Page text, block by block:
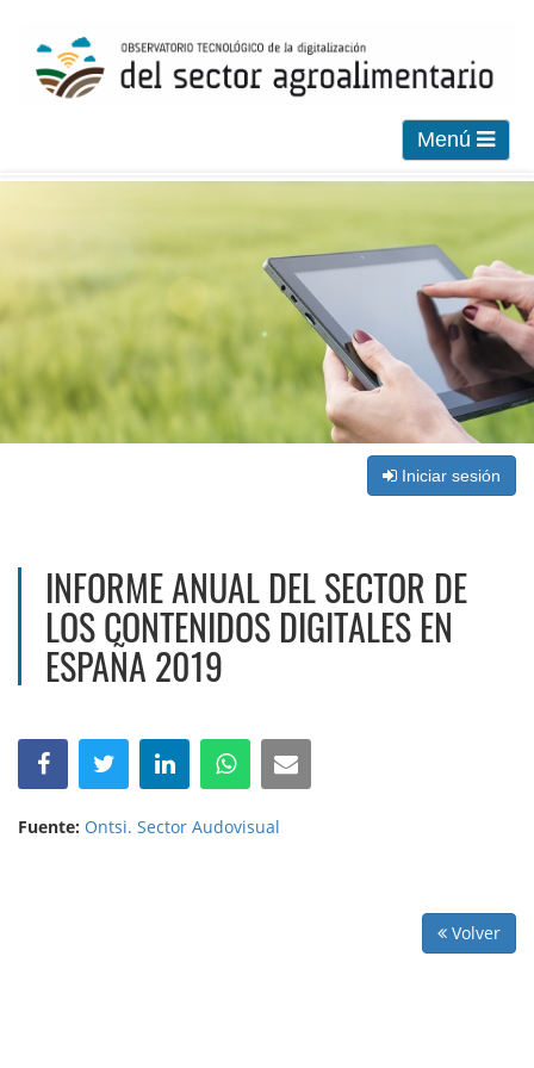
Menú
Iniciar sesión
INFORME ANUAL DEL SECTOR DE
LOS CONTENIDOS DIGITALES EN
ESPAÑA 2019
Fuente: Ontsi. Sector Audovisual
Volver